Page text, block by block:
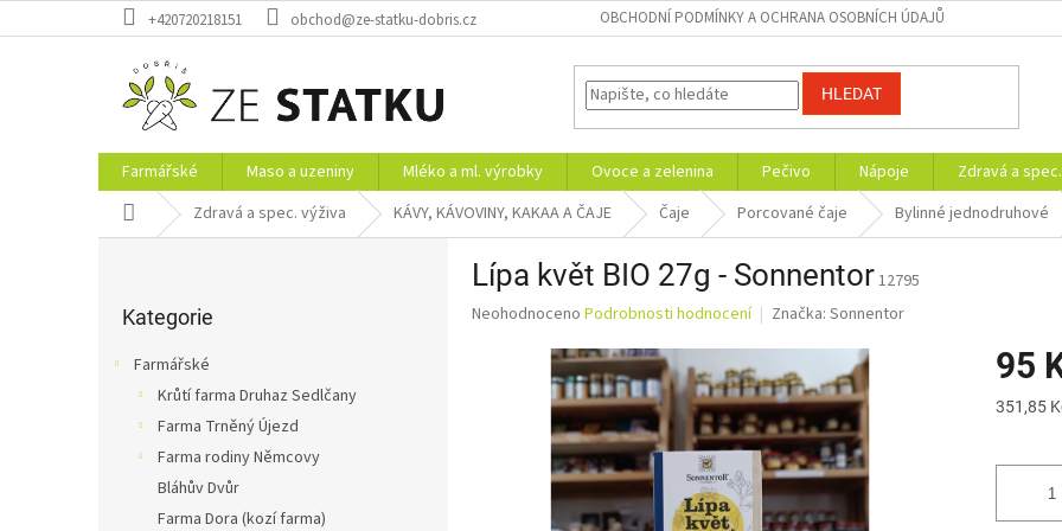
na
+420720218151 obchod@ze-statku-dobris.cz OBCHODNÍ PODMÍNKY A OCHRANA OSOBNÍCH ÚDAJŮ
HLEDAT
Farmářské Maso a uzeniny Mléko a ml. výrobky Ovoce a zelenina Pečivo Nápoje Zdravá a
Domů Zdravá a spec. výživa KÁVY, KÁVOVINY, KAKAA A ČAJE Čaje Porcované čaje Bylinné jednodruhové
kategorie
Kategorie
Farmářské
Krůtí farma Druhaz Sedlčany
Farma Trněný Újezd
Farma rodiny Němcovy
Bláhův Dvůr
Farma Dora (kozí farma)
Lípa květ BIO 27g - Sonnentor12795
Průměrné
Neohodnoceno Podrobnosti hodnocení Značka: Sonnentor
95
Měrná
351,85